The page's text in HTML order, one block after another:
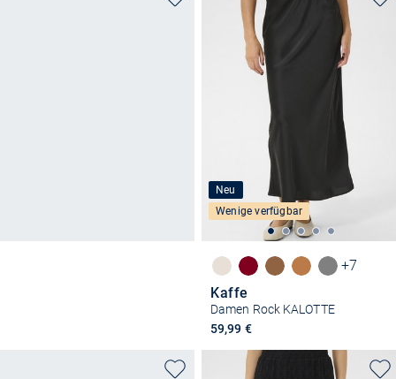
Neu
Wenige verfügbar
+7
Kaffe
Damen Rock KALOTTE
59,99 €